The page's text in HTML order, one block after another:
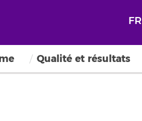
FR
Qualité et résultats